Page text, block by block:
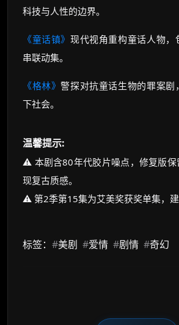
科技与人性的边界。
《童话镇》现代视角重构童话人物，
串联动集。
《格林》警探对抗童话生物的罪案剧
下社会。
温馨提示:
⚠️ 本剧含80年代胶片噪点，修复版保
现复古质感。
⚠️ 第2季第15集为艾美奖获奖单集，建
标签： #美剧 #爱情 #剧情 #奇幻